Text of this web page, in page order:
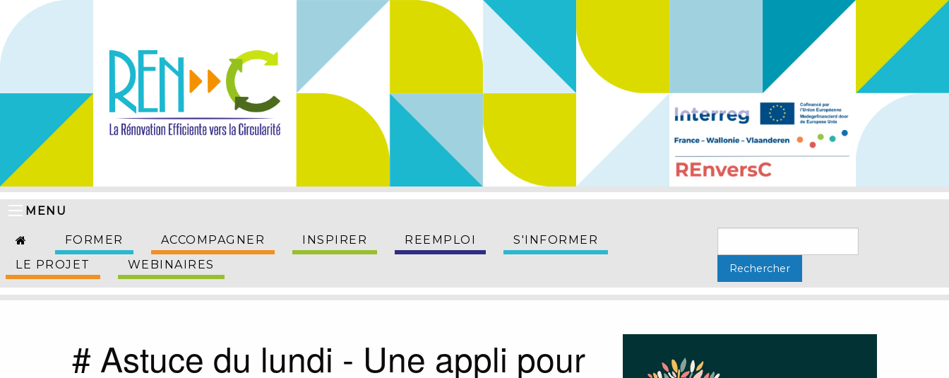
MENU
FORMER ACCOMPAGNER INSPIRER REEMPLOI
S'INFORMER
LE PROJET
WEBINAIRES
# Astuce du lundi - Une appli pour